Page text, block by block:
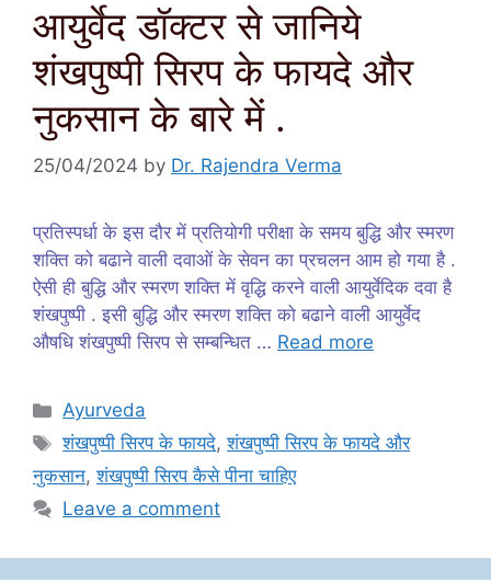
आयुर्वेद डॉक्टर से जानिये
शंखपुष्पी सिरप के फायदे और
नुकसान के बारे में .
25/04/2024 by Dr. Rajendra Verma
प्रतिस्पर्धा के इस दौर में प्रतियोगी परीक्षा के समय बुद्धि और स्मरण
शक्ति को बढाने वाली दवाओं के सेवन का प्रचलन आम हो गया है .
ऐसी ही बुद्धि और स्मरण शक्ति में वृद्धि करने वाली आयुर्वेदिक दवा है
शंखपुष्पी . इसी बुद्धि और स्मरण शक्ति को बढाने वाली आयुर्वेद
औषधि शंखपुष्पी सिरप से सम्बन्धित … Read more
Categories
Ayurveda
Tags
शंखपुष्पी सिरप के फायदे,शंखपुष्पी सिरप के फायदे और
नुकसान,शंखपुष्पी सिरप कैसे पीना चाहिए
Leave a comment